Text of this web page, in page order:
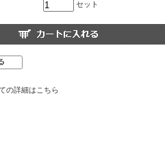
セット
の詳細はこちら